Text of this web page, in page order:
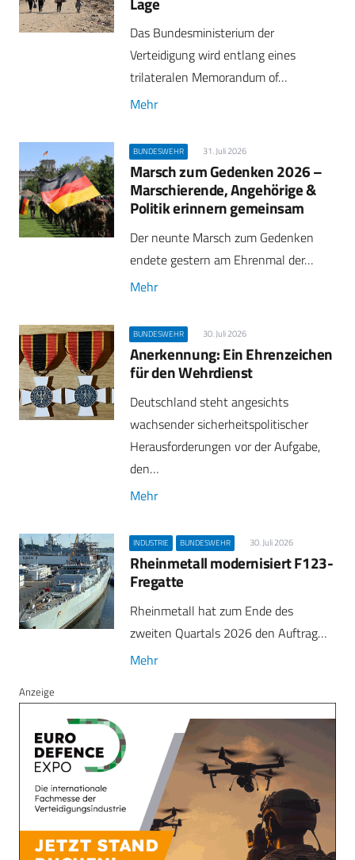
Das Bundesministerium der
Verteidigung wird entlang eines
trilateralen Memorandum of…
Mehr
BUNDESWEHR 31. Juli 2026
Marsch zum Gedenken 2026 –
Marschierende, Angehörige &
Politik erinnern gemeinsam
Der neunte Marsch zum Gedenken
endete gestern am Ehrenmal der…
Mehr
BUNDESWEHR 30. Juli 2026
Anerkennung: Ein Ehrenzeichen
für den Wehrdienst
Deutschland steht angesichts
wachsender sicherheitspolitischer
Herausforderungen vor der Aufgabe,
den…
Mehr
INDUSTRIE BUNDESWEHR 30. Juli 2026
Rheinmetall modernisiert F123-
Fregatte
Rheinmetall hat zum Ende des
zweiten Quartals 2026 den Auftrag…
Mehr
Anzeige